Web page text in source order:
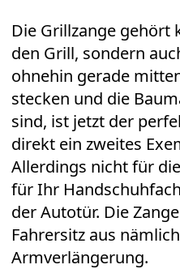
Die Grillzange gehört
den Grill, sondern
ohnehin gerade
stecken und die
sind, ist jetzt der
direkt ein zweites
Allerdings nicht für die
für Ihr
der Autotür. Die
Fahrersitz aus
Armverlängerung.